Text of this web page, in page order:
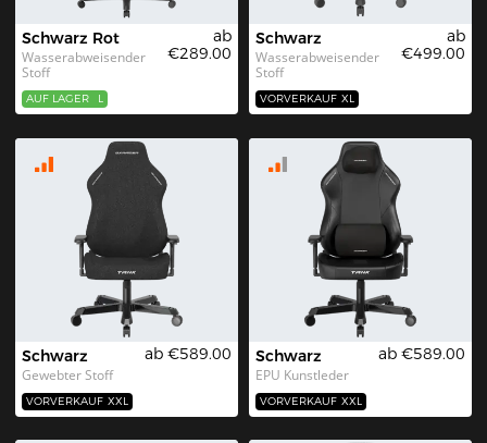
Schwarz Rot
Wasserabweisender
Stoff
ab
€289.00
AUF LAGER L
Schwarz
Wasserabweisender
Stoff
ab
€499.00
VORVERKAUF XL
Schwarz
Gewebter Stoff
ab €589.00
VORVERKAUF XXL
Schwarz
EPU Kunstleder
ab €589.00
VORVERKAUF XXL